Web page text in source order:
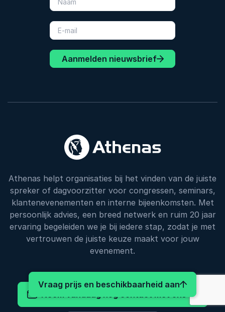
Vraag prijs en beschikbaarheid aan: Mark
Aanmelden nieuwsbrief
Athenas helpt organisaties bij het vinden van de juiste
spreker of dagvoorzitter voor congressen, seminars,
klantenevenementen en interne bijeenkomsten. Met
persoonlijk advies, een breed netwerk en ruim 20 jaar
ervaring begeleiden we je bij iedere stap, zodat je met
vertrouwen de juiste keuze maakt voor jouw
evenement.
Neem vandaag nog contact met ons op